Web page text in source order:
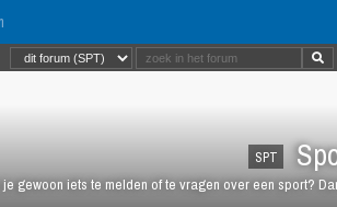
SPT
gewoon iets te melden of te vragen over een sport?